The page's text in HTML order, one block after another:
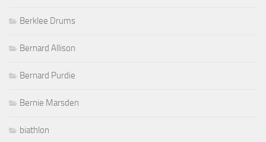
Berklee Drums
Bernard Allison
Bernard Purdie
Bernie Marsden
biathlon